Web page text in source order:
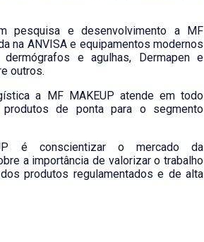
pesquisa e desenvolvimento a MF
na ANVISA e equipamentos modernos
e agulhas, Dermapen e
outros.
a MF MAKEUP atende em todo
produtos de ponta para o segmento
é conscientizar o mercado da
a importância de valorizar o trabalho
produtos regulamentados e de alta